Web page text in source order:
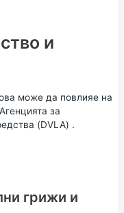
и
може да повлияе на
Агенцията за
(DVLA) .
грижи и